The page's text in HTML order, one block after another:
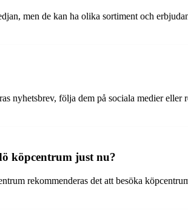
men de kan ha olika sortiment och
nyhetsbrev, följa dem på sociala medier
köpcentrum just nu?
rekommenderas det att besöka